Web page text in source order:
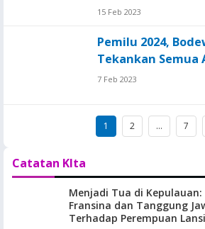
15 Feb 2023
Pemilu 2024,
Tekankan Semua
7 Feb 2023
1 2 … 7
Catatan KIta
Menjadi Tua di Kepulauan:
Fransina dan Tanggung
Terhadap Perempuan